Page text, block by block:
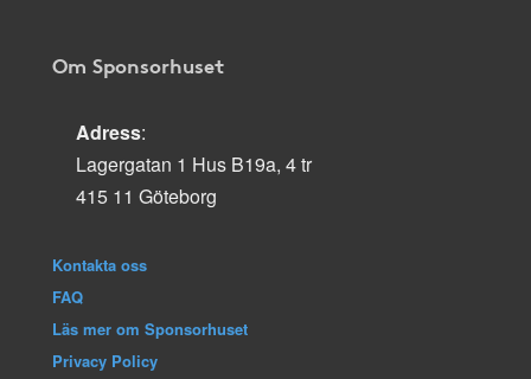
Om Sponsorhuset
Adress:
Lagergatan 1 Hus B19a, 4 tr
415 11 Göteborg
Kontakta oss
FAQ
Läs mer om Sponsorhuset
Privacy Policy